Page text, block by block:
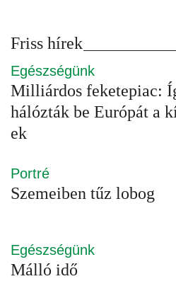
Friss hírek
Egészségünk
Milliárdos feketepiac:
hálózták be Európát a
ek
Portré
Szemeiben tűz lobog
Egészségünk
Málló idő